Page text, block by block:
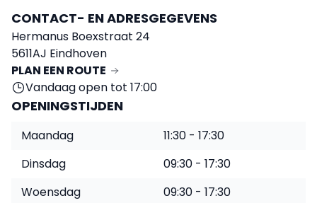
CONTACT- EN ADRESGEGEVENS
Hermanus Boexstraat 24
5611AJ Eindhoven
PLAN EEN ROUTE
Vandaag open tot 17:00
OPENINGSTIJDEN
Maandag
11:30 - 17:30
Dinsdag
09:30 - 17:30
Woensdag
09:30 - 17:30